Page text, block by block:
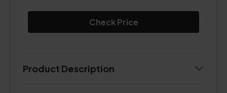
Check Price
Product Description